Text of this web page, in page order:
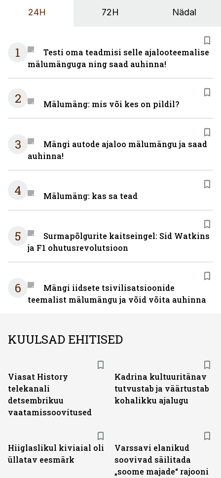
24H 72H Nädal
1
Testi oma teadmisi selle ajalooteemalise
mälumänguga ning saad auhinna!
2 Mälumäng: mis või kes on pildil?
3
Mängi autode ajaloo mälumängu ja saad
auhinna!
4 Mälumäng: kas sa tead
5
Surmapõlgurite kaitseingel: Sid Watkins
ja F1 ohutusrevolutsioon
6
Mängi iidsete tsivilisatsioonide
teemalist mälumängu ja võid võita auhinna
KUULSAD EHITISED
Viasat History
telekanali
detsembrikuu
vaatamissoovitused
Kadrina kultuuritänav
tutvustab ja väärtustab
kohalikku ajalugu
Hiiglaslikul kiviaial oli
üllatav eesmärk
Varssavi elanikud
soovivad säilitada
„soome majade“ rajooni